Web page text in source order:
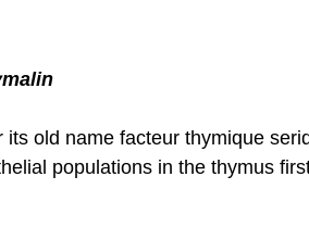
old name facteur thymique
populations in the thymus